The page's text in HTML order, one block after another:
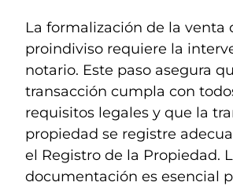
La formalización de la venta
proindiviso requiere la
notario. Este paso asegura
transacción cumpla con
requisitos legales y que la
propiedad se registre
el Registro de la Propiedad.
documentación es esencial